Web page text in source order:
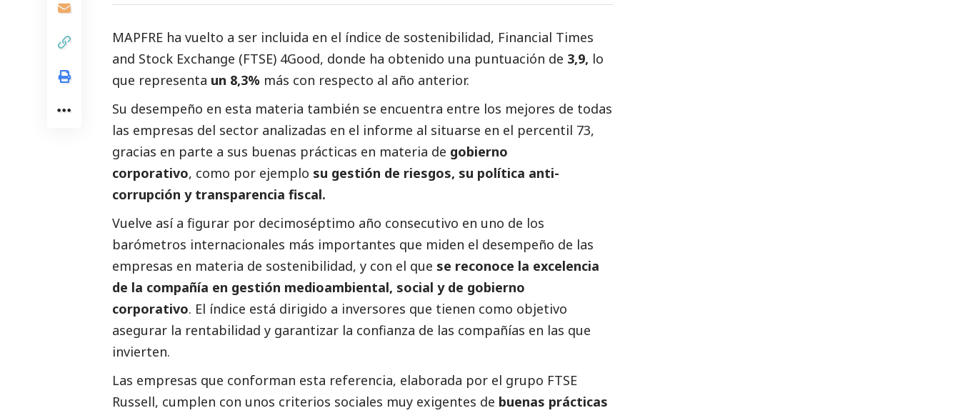
MAPFRE ha vuelto a ser incluida en el índice de sostenibilidad, Financial Times
and Stock Exchange (FTSE) 4Good, donde ha obtenido una puntuación de 3,9, lo
que representa un 8,3% más con respecto al año anterior.
Su desempeño en esta materia también se encuentra entre los mejores de todas
las empresas del sector analizadas en el informe al situarse en el percentil 73,
gracias en parte a sus buenas prácticas en materia de gobierno
corporativo, como por ejemplo su gestión de riesgos, su política anti-
corrupción y transparencia fiscal.
Vuelve así a figurar por decimoséptimo año consecutivo en uno de los
barómetros internacionales más importantes que miden el desempeño de las
empresas en materia de sostenibilidad, y con el que se reconoce la excelencia
de la compañía en gestión medioambiental, social y de gobierno
corporativo. El índice está dirigido a inversores que tienen como objetivo
asegurar la rentabilidad y garantizar la confianza de las compañías en las que
invierten.
Las empresas que conforman esta referencia, elaborada por el grupo FTSE
Russell, cumplen con unos criterios sociales muy exigentes de buenas prácticas